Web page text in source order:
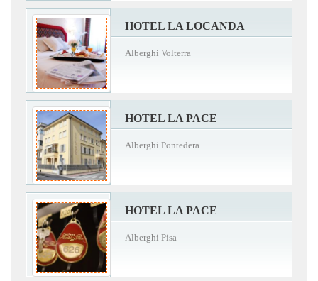
HOTEL LA LOCANDA
Alberghi Volterra
HOTEL LA PACE
Alberghi Pontedera
HOTEL LA PACE
Alberghi Pisa